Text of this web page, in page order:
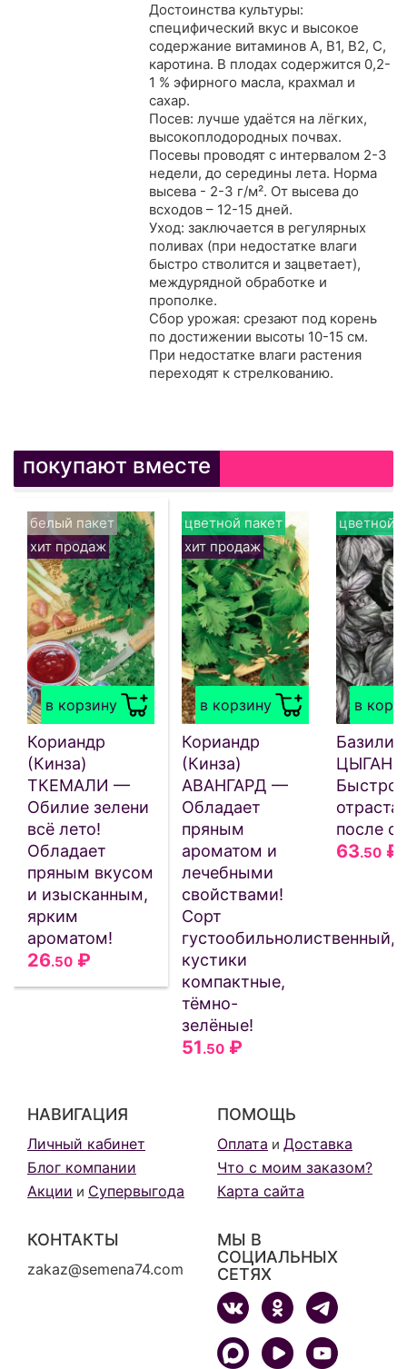
Достоинства культуры:
специфический вкус и высокое
содержание витаминов А, В1, В2, С,
каротина. В плодах содержится 0,2-
1 % эфирного масла, крахмал и
сахар.
Посев: лучше удаётся на лёгких,
высокоплодородных почвах.
Посевы проводят с интервалом 2-3
недели, до середины лета. Норма
высева - 2-3 г/м². От высева до
всходов – 12-15 дней.
Уход: заключается в регулярных
поливах (при недостатке влаги
быстро стволится и зацветает),
междурядной обработке и
прополке.
Сбор урожая: срезают под корень
по достижении высоты 10-15 см.
При недостатке влаги растения
переходят к стрелкованию.
покупают вместе
в корзину
белый пакет
хит продаж
Кориандр
(Кинза)
ТКЕМАЛИ —
Обилие зелени
всё лето!
Обладает
пряным вкусом
и изысканным,
ярким
ароматом!
26.50 ₽
в корзину
цветной пакет
хит продаж
Кориандр
(Кинза)
АВАНГАРД —
Обладает
пряным
ароматом и
лечебными
свойствами!
Сорт
густообильнолиственный,
кустики
компактные,
тёмно-
зелёные!
51.50 ₽
в
цветной
ЦЫГАН
Быстро
после
63.50 ₽
НАВИГАЦИЯ
Личный кабинет
Блог компании
Акции и Супервыгода
ПОМОЩЬ
Оплата и Доставка
Что с моим заказом?
Карта сайта
КОНТАКТЫ
zakaz@semena74.com
МЫ В
СОЦИАЛЬНЫХ
СЕТЯХ